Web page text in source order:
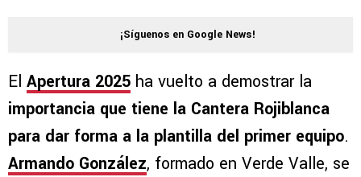
¡Síguenos en Google News!
El Apertura 2025 ha vuelto a demostrar la
importancia que tiene la Cantera Rojiblanca
para dar forma a la plantilla del primer equipo.
Armando González, formado en Verde Valle, se